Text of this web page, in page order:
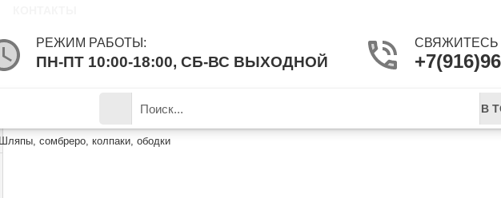
РЕЖИМ РАБОТЫ:
ПН-ПТ 10:00-18:00, СБ-ВС ВЫХОДНОЙ
СВЯЖИТЕСЬ
В
Шляпы, сомбреро, колпаки, ободки